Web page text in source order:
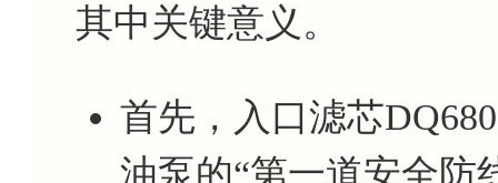
其中关键意义。
首先，入口滤芯
油泵的“第一道安全防